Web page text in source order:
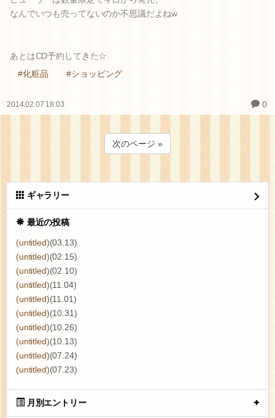
なんでいつも売ってないのか不思議だよねw
あとはCD予約してきた☆
#化粧品
#ショッピング
2014.02.07 18:03 0
次のページ »
ギャラリー
最近の投稿
(untitled)(03.13)
(untitled)(02.15)
(untitled)(02.10)
(untitled)(11.04)
(untitled)(11.01)
(untitled)(10.31)
(untitled)(10.26)
(untitled)(10.13)
(untitled)(07.24)
(untitled)(07.23)
月別エントリー